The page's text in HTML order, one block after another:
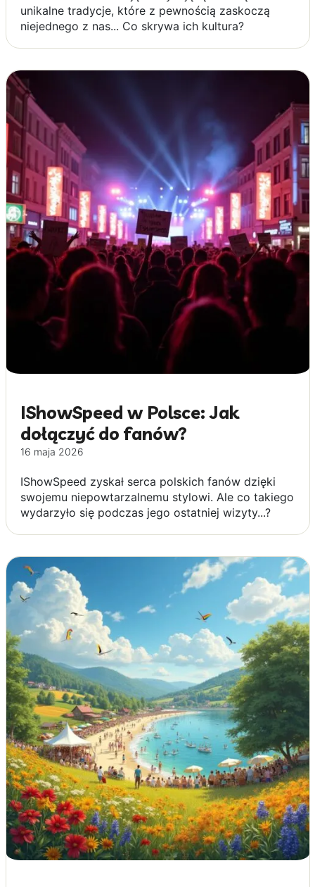
unikalne tradycje, które z pewnością zaskoczą
niejednego z nas... Co skrywa ich kultura?
IShowSpeed w Polsce: Jak
dołączyć do fanów?
16 maja 2026
IShowSpeed zyskał serca polskich fanów dzięki
swojemu niepowtarzalnemu stylowi. Ale co takiego
wydarzyło się podczas jego ostatniej wizyty...?